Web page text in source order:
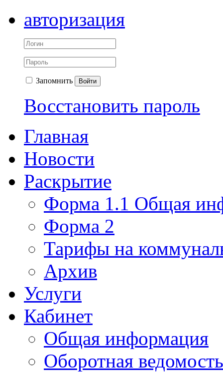
авторизация
Запомнить Войти
Восстановить пароль
Главная
Новости
Раскрытие
Форма 1.1 Общая
Форма 2
Тарифы на
Архив
Услуги
Кабинет
Общая информация
Оборотная ведомость